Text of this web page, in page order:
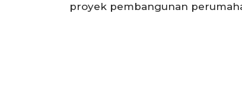
proyek pembangunan